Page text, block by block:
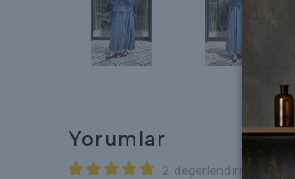
Yorumlar
2 değerlendirmeye göre